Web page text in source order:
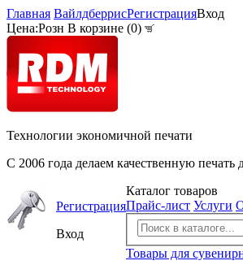
Главная ВайлдберрисРегистрацияВход
Цена:Розн В корзине (0)
Технологии экономичной печати
С 2006 года делаем качественную печать
Регистрация
Вход
Каталог товаров
Прайс-лист Услуги
Товары для